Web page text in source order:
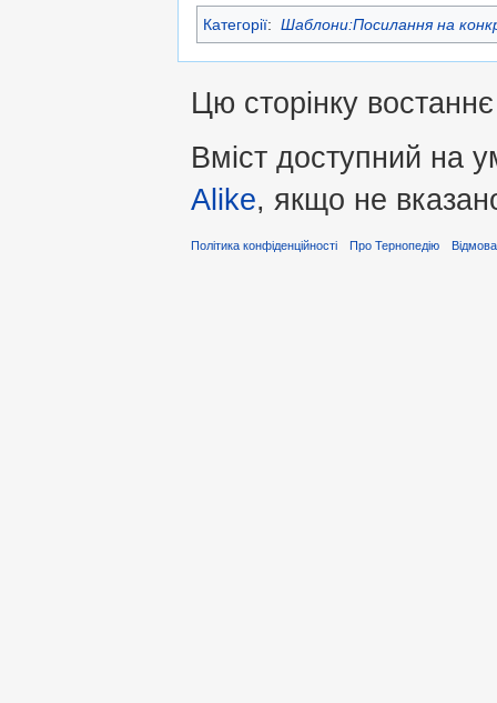
Категорії: Шаблони:Посилання на
Цю сторінку
Вміст доступний на
Alike, якщо не
Політика конфіденційності Про Тернопедію